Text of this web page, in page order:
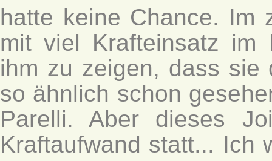
hatte keine Chance. Im
mit viel Krafteinsatz im
ihm zu zeigen, dass sie
so ähnlich schon
Parelli. Aber dieses
Kraftaufwand statt... Ich